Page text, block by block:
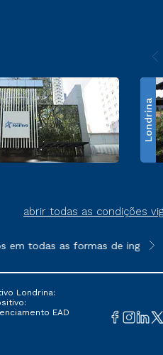
Londrina
abrir todas as condições
todas as formas de
Londrina:
EAD